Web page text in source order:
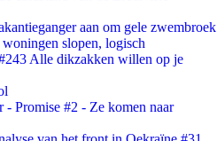
aan om gele zwembroek
slopen, logisch
Alle dikzakken willen op je
Promise #2 - Ze komen naar